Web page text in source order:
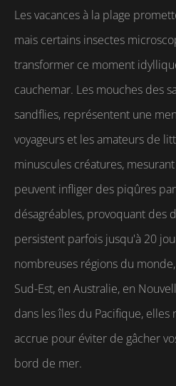
Les vacances à la plage
mais certains insectes
transformer ce moment
cauchemar. Les mouches des
sandflies, représentent une
voyageurs et les amateurs de
minuscules créatures,
peuvent infliger des piqûres
désagréables, provoquant des
persistent parfois jusqu'à 20
nombreuses régions du
Sud-Est, en Australie, en
dans les îles du Pacifique, elles
accrue pour éviter de gâcher
bord de mer.